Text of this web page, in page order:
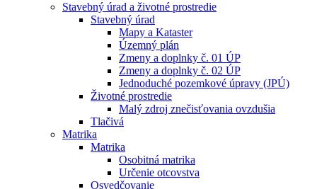
Stavebný úrad a životné prostredie
Stavebný úrad
Mapy a Kataster
Územný plán
Zmeny a doplnky č. 01 ÚP
Zmeny a doplnky č. 02 ÚP
Jednoduché pozemkové úpravy (JPÚ)
Životné prostredie
Malý zdroj znečisťovania ovzdušia
Tlačivá
Matrika
Matrika
Osobitná matrika
Určenie otcovstva
Osvedčovanie